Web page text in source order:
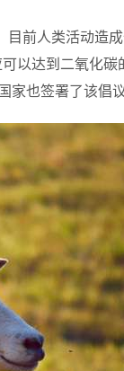
前人类活动造
以达到二氧化碳
家也签署了该倡议